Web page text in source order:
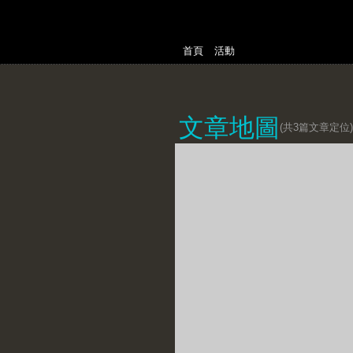
首頁 活動
文章地圖 (共3篇文章定位)